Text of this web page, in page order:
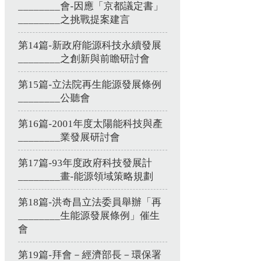
________會-因應「京都議定書」
________之挑戰提案建言
第14篇-新政府能源科技永續發展
________之創新與前瞻研討會
第15篇-立法院再生能源發展條例
________公聽會
第16篇-2001年度太陽能科技與產
________業發展研討會
第17篇-93年度政府科技發展計
________畫-能源領域策略規劃
第18篇-洪奇昌立法委員舉辦「再
________生能源發展條例」催生
會
第19篇-拜會－經濟部長－環保署